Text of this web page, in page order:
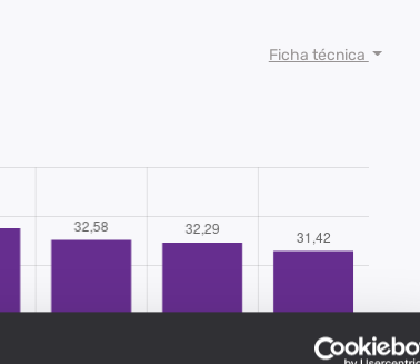
Ficha técnica